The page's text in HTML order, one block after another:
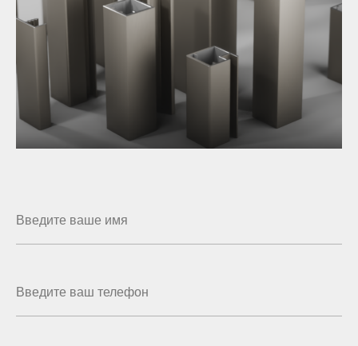
Введите ваше имя
Введите ваш телефон